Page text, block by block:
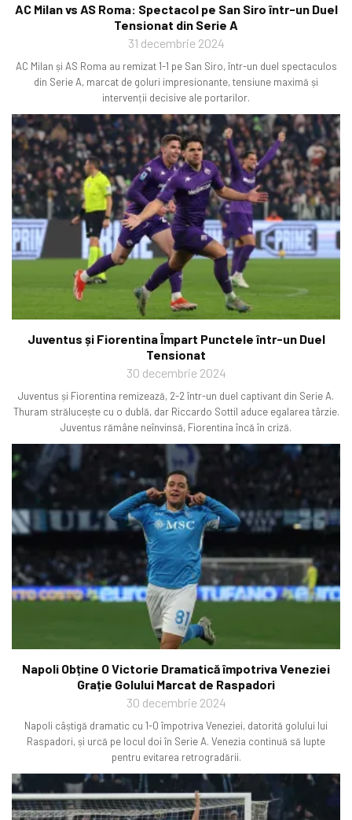
AC Milan vs AS Roma: Spectacol pe San Siro într-un Duel
Tensionat din Serie A
31 decembrie 2024
AC Milan și AS Roma au remizat 1-1 pe San Siro, într-un duel spectaculos
din Serie A, marcat de goluri impresionante, tensiune maximă și
intervenții decisive ale portarilor.
Juventus și Fiorentina Împart Punctele într-un Duel
Tensionat
30 decembrie 2024
Juventus și Fiorentina remizează, 2-2 într-un duel captivant din Serie A.
Thuram strălucește cu o dublă, dar Riccardo Sottil aduce egalarea târzie.
Juventus rămâne neînvinsă, Fiorentina încă în criză.
Napoli Obține O Victorie Dramatică împotriva Veneziei
Grație Golului Marcat de Raspadori
30 decembrie 2024
Napoli câștigă dramatic cu 1-0 împotriva Veneziei, datorită golului lui
Raspadori, și urcă pe locul doi în Serie A. Venezia continuă să lupte
pentru evitarea retrogradării.